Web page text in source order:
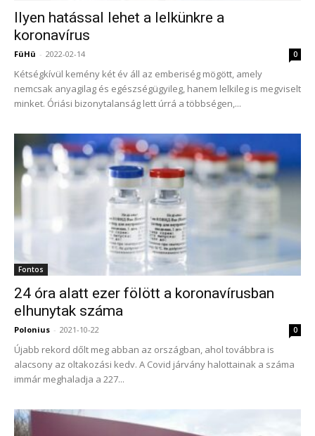
Ilyen hatással lehet a lelkünkre a
koronavírus
FüHü - 2022-02-14 0
Kétségkívül kemény két év áll az emberiség mögött, amely
nemcsak anyagilag és egészségügyileg, hanem lelkileg is megviselt
minket. Óriási bizonytalanság lett úrrá a többségen,...
Fontos
24 óra alatt ezer fölött a koronavírusban
elhunytak száma
Polonius - 2021-10-22 0
Újabb rekord dőlt meg abban az országban, ahol továbbra is
alacsony az oltakozási kedv. A Covid járvány halottainak a száma
immár meghaladja a 227...